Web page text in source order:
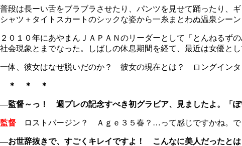
普段は長ーい舌をブラブラさせたり、パンツを見せて踊ったり、
シャツ＋タイトスカートのシックな姿から一糸まとわぬ温泉シー
２０１０年にあやまんＪＡＰＡＮのリーダーとして「とんねるず
社会現象とまでなった。しばしの休息期間を経て、最近は女優と
一体、彼女はなぜ脱いだのか？ 彼女の現在とは？ ロングインタ
＊ ＊ ＊
―監督～っ！ 週プレの記念すべき初グラビア、見ましたよ。「
監督 ロストバージン？ Ａｇｅ３５春？…って感じですかね。で
―お世辞抜きで、すごくキレイですよ！ こんなに美人だったとは